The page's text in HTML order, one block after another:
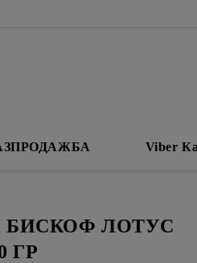
Viber
БИСКОФ ЛОТУС
ГР